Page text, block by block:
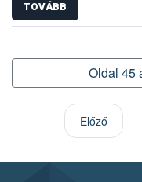
TOVÁBB
Oldal 45
Előző